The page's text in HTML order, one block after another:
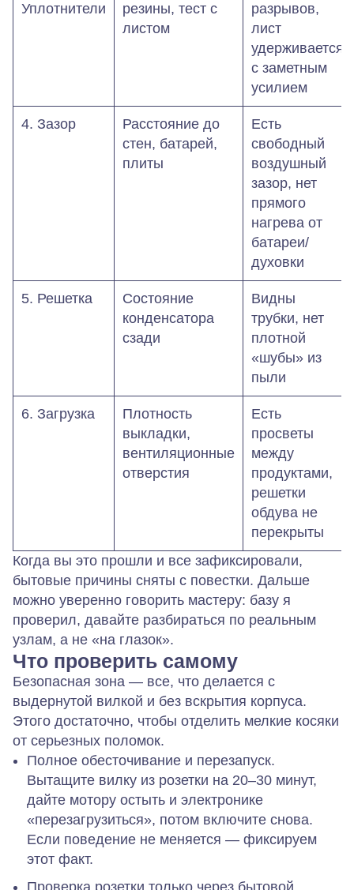
Уплотнители
резины, тест с
листом
разрывов,
лист
удерживается
с заметным
усилием
4. Зазор
Расстояние до
стен, батарей,
плиты
Есть
свободный
воздушный
зазор, нет
прямого
нагрева от
батареи/
духовки
5. Решетка
Состояние
конденсатора
сзади
Видны
трубки, нет
плотной
«шубы» из
пыли
6. Загрузка
Плотность
выкладки,
вентиляционные
отверстия
Есть
просветы
между
продуктами,
решетки
обдува не
перекрыты
Когда вы это прошли и все зафиксировали,
бытовые причины сняты с повестки. Дальше
можно уверенно говорить мастеру: базу я
проверил, давайте разбираться по реальным
узлам, а не «на глазок».
Что проверить самому
Безопасная зона — все, что делается с
выдернутой вилкой и без вскрытия корпуса.
Этого достаточно, чтобы отделить мелкие косяки
от серьезных поломок.
Полное обесточивание и перезапуск.
Вытащите вилку из розетки на 20–30 минут,
дайте мотору остыть и электронике
«перезагрузиться», потом включите снова.
Если поведение не меняется — фиксируем
этот факт.